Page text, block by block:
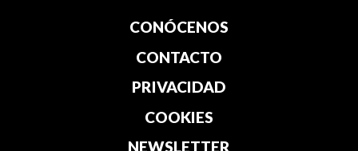
CONÓCENOS
CONTACTO
PRIVACIDAD
COOKIES
NEWSLETTER